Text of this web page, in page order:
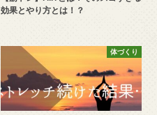
効果とやり方とは！？
体づくり